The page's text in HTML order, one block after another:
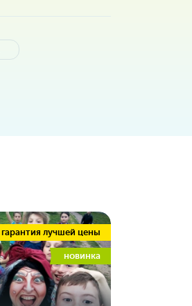
гарантия лучшей цены
новинка